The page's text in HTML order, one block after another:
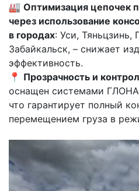
🏭 Оптимизация цепочек
через использование
в городах: Уси, Тяньцзинь,
Забайкальск, – снижает
эффективность.
📍 Прозрачность и
оснащен системами
что гарантирует полный
перемещением груза в